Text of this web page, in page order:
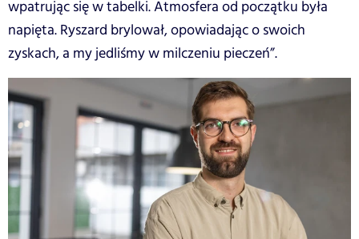
wpatrując się w tabelki. Atmosfera od początku była
napięta. Ryszard brylował, opowiadając o swoich
zyskach, a my jedliśmy w milczeniu pieczeń”.